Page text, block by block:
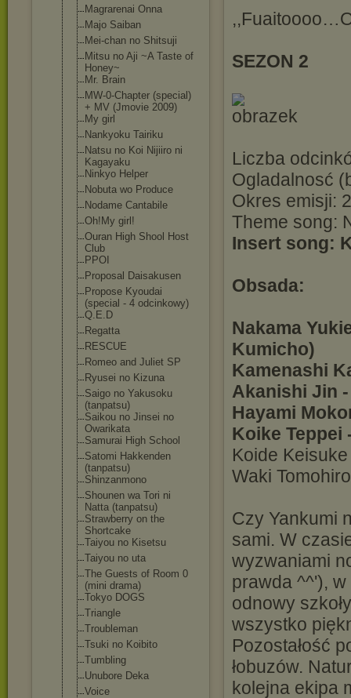
Magrarenai Onna
Majo Saiban
Mei-chan no Shitsuji
Mitsu no Aji ~A Taste of
Honey~
Mr. Brain
MW-0-Chapter (special)
+ MV (Jmovie 2009)
My girl
Nankyoku Tairiku
Natsu no Koi Nijiiro ni
Kagayaku
Ninkyo Helper
Nobuta wo Produce
Nodame Cantabile
Oh!My girl!
Ouran High Shool Host
Club
PPOI
Proposal Daisakusen
Propose Kyoudai
(special - 4 odcinkowy)
Q.E.D
Regatta
RESCUE
Romeo and Juliet SP
Ryusei no Kizuna
Saigo no Yakusoku
(tanpatsu)
Saikou no Jinsei no
Owarikata
Samurai High School
Satomi Hakkenden
(tanpatsu)
Shinzanmono
Shounen wa Tori ni
Natta (tanpatsu)
Strawberry on the
Shortcake
Taiyou no Kisetsu
Taiyou no uta
The Guests of Room 0
(mini drama)
Tokyo DOGS
Triangle
Troubleman
Tsuki no Koibito
Tumbling
Unubore Deka
Voice
SEZON 2
Liczba
Ogladalnosć
Okres emisji:
Theme song:
Insert song:
Obsada:
Nakama
Kumicho)
Kamenashi
Akanishi Jin
Hayami
Koike Teppei
Koide
Waki
Czy Yankumi
sami. W
wyzwaniami
prawda ^^'),
odnowy
wszystko
Pozostałość
łobuzów.
kolejna ekipa